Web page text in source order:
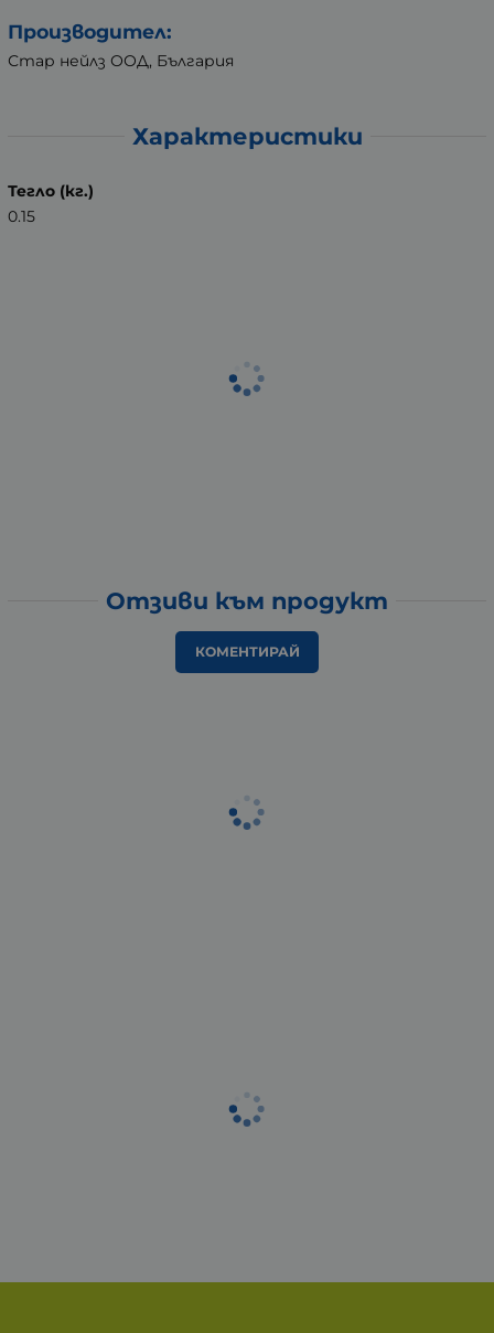
Производител:
Стар нейлз ООД, България
Характеристики
Тегло (кг.)
0.15
Отзиви към продукт
КОМЕНТИРАЙ